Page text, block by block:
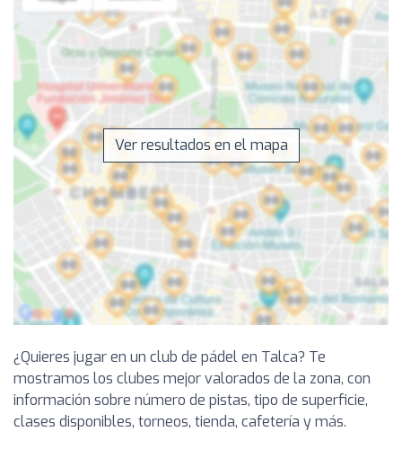
Ver resultados en el mapa
¿Quieres jugar en un club de pádel en Talca? Te
mostramos los clubes mejor valorados de la zona, con
información sobre número de pistas, tipo de superficie,
clases disponibles, torneos, tienda, cafetería y más.